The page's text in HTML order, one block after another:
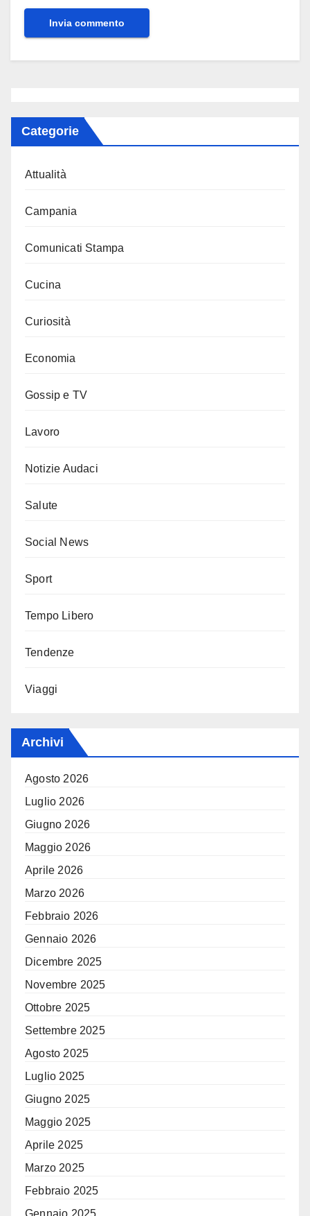
Categorie
Attualità
Campania
Comunicati Stampa
Cucina
Curiosità
Economia
Gossip e TV
Lavoro
Notizie Audaci
Salute
Social News
Sport
Tempo Libero
Tendenze
Viaggi
Archivi
Agosto 2026
Luglio 2026
Giugno 2026
Maggio 2026
Aprile 2026
Marzo 2026
Febbraio 2026
Gennaio 2026
Dicembre 2025
Novembre 2025
Ottobre 2025
Settembre 2025
Agosto 2025
Luglio 2025
Giugno 2025
Maggio 2025
Aprile 2025
Marzo 2025
Febbraio 2025